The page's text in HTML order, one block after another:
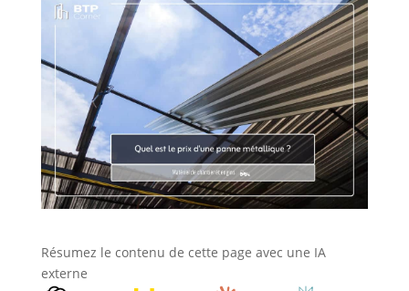
Résumez le contenu de cette page avec une IA
externe